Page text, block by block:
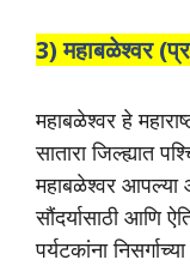
3) महाबळेश्वर
महाबळेश्वर हे
सातारा जिल्ह्यात
महाबळेश्वर आपल्या
सौंदर्यासाठी आणि
पर्यटकांना